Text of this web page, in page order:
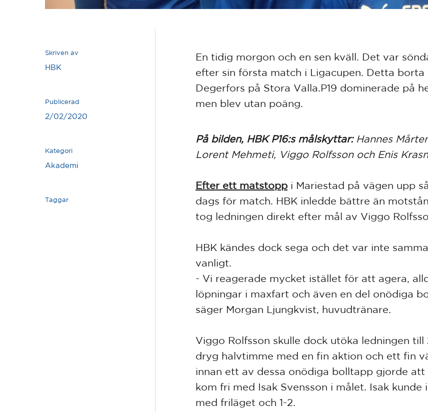
Skriven av
HBK
Publicerad
2/02/2020
Kategori
Akademi
Taggar
En tidig morgon och en sen kväll. Det var
efter sin första match i Ligacupen. Detta borta
Degerfors på Stora Valla.P19 dominerade på
men blev utan poäng.
På bilden, HBK P16:s målskyttar:Hannes
Lorent Mehmeti, Viggo Rolfsson och Enis
Efter ett matstopp i Mariestad på vägen upp
dags för match. HBK inledde bättre än
tog ledningen direkt efter mål av Viggo
HBK kändes dock sega och det var inte
vanligt.
- Vi reagerade mycket istället för att agera,
löpningar i maxfart och även en del onödiga
säger Morgan Ljungkvist, huvudtränare.
Viggo Rolfsson skulle dock utöka ledningen
dryg halvtimme med en fin aktion och ett fin
innan ett av dessa onödiga bolltapp gjorde att
kom fri med Isak Svensson i målet. Isak kunde
med friläget och 1-2.